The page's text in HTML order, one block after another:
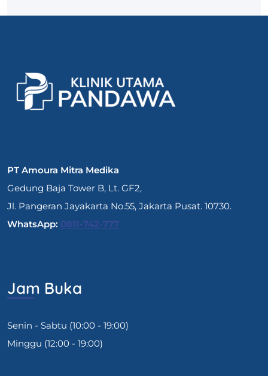
PT Amoura Mitra Medika
Gedung Baja Tower B, Lt. GF2,
Jl. Pangeran Jayakarta No.55, Jakarta Pusat. 10730.
WhatsApp: 0811-742-777
Jam Buka
Senin - Sabtu (10:00 - 19:00)
Minggu (12:00 - 19:00)